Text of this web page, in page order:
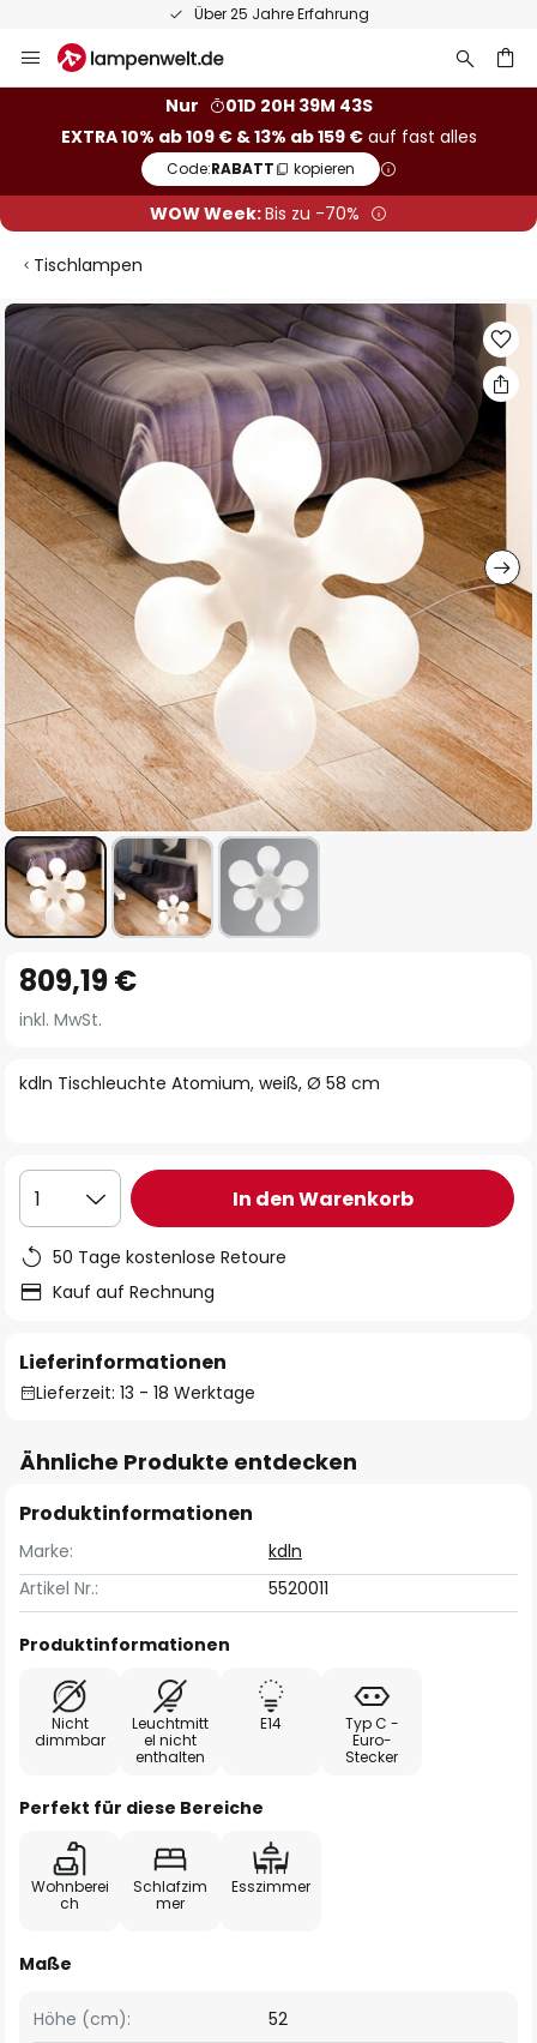
Über 25 Jahre Erfahrung
Inhalt
Nur
01D 20H 39M 43S
EXTRA 10% ab 109 € & 13% ab 159 €auf fast alles
Code:RABATT kopieren
WOW Week:Bis zu -70%
Tischlampen
Zum
Ende
der
Bildgalerie
springen
Anfang
der
springen
kdln Tischleuchte Atomium, weiß, Ø 58 cm
809,19 €
inkl. MwSt.
1 In den Warenkorb
50 Tage kostenlose Retoure
Kauf auf Rechnung
Lieferinformationen
Lieferzeit: 13 - 18 Werktage
Ähnliche Produkte entdecken
Produktinformationen
Marke:
kdln
Artikel Nr.:
5520011
Produktinformationen
Nicht
dimmbar
Leuchtmitt
el nicht
enthalten
E14
Typ C -
Euro-
Stecker
Perfekt für diese Bereiche
Wohnberei
ch
Schlafzim
mer
Esszimmer
Maße
Höhe (cm):
52